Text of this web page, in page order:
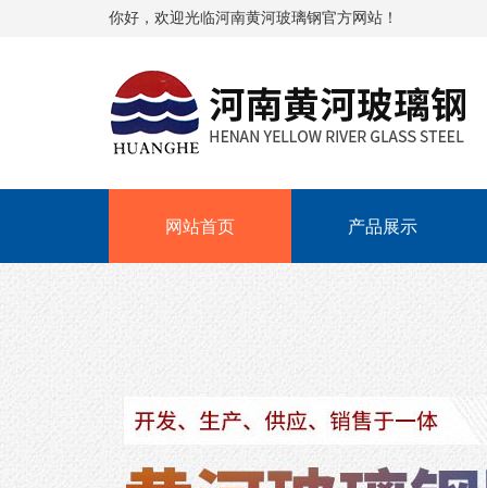
你好，欢迎光临河南黄河玻璃钢官方网站！
网站首页 产品展示